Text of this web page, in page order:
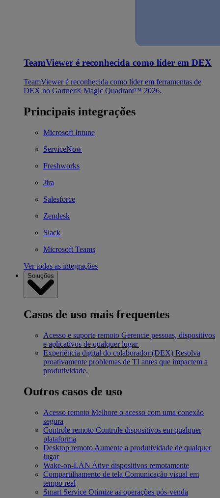
TeamViewer é reconhecida como líder em DEX
TeamViewer é reconhecida como líder em ferramentas de
DEX no Gartner® Magic Quadrant™ 2026.
Principais integrações
Microsoft Intune
ServiceNow
Freshworks
Jira
Salesforce
Zendesk
Slack
Microsoft Teams
Ver todas as integrações
Soluções
Casos de uso mais frequentes
Acesso e suporte remoto Gerencie pessoas, dispositivos
e aplicativos de qualquer lugar.
Experiência digital do colaborador (DEX) Resolva
proativamente problemas de TI antes que impactem a
produtividade.
Outros casos de uso
Acesso remoto Melhore o acesso com uma conexão
segura
Controle remoto Controle dispositivos em qualquer
plataforma
Desktop remoto Aumente a produtividade de qualquer
lugar
Wake-on-LAN Ative dispositivos remotamente
Compartilhamento de tela Comunicação visual em
tempo real
Smart Service Otimize as operações pós-venda